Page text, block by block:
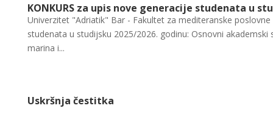
KONKURS za upis nove generacije studenata u
Univerzitet "Adriatik" Bar - Fakultet za mediteranske
studenata u studijsku 2025/2026. godinu: Osnovni
marina i...
Uskršnja čestitka